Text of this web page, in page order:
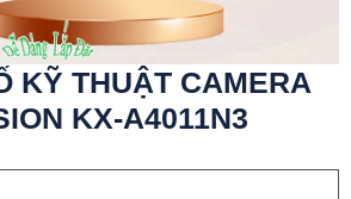
KỸ THUẬT CAMERA
KX-A4011N3